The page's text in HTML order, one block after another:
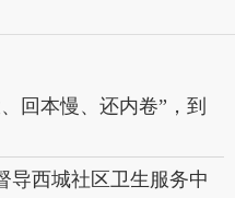
回本慢、还内卷”，到
导西城社区卫生服务中